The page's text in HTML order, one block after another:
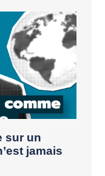
sur un
jamais